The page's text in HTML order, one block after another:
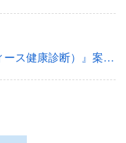
令和７年度『家族健診（巡回レディース健康診断）』案内送付のお知らせ